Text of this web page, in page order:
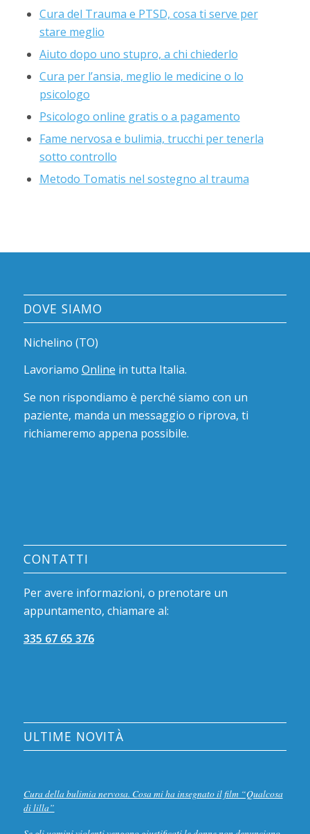
Cura del Trauma e PTSD, cosa ti serve per
stare meglio
Aiuto dopo uno stupro, a chi chiederlo
Cura per l’ansia, meglio le medicine o lo
psicologo
Psicologo online gratis o a pagamento
Fame nervosa e bulimia, trucchi per tenerla
sotto controllo
Metodo Tomatis nel sostegno al trauma
DOVE SIAMO
Nichelino (TO)
Lavoriamo Online in tutta Italia.
Se non rispondiamo è perché siamo con un
paziente, manda un messaggio o riprova, ti
richiameremo appena possibile.
CONTATTI
Per avere informazioni, o prenotare un
appuntamento, chiamare al:
335 67 65 376
ULTIME NOVITÀ
Cura della bulimia nervosa. Cosa mi ha insegnato il film “Qualcosa
di lilla”